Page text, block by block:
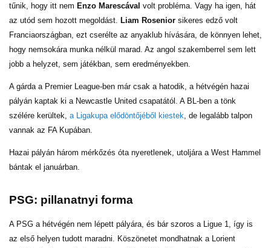
tűnik, hogy itt nem Enzo Marescával volt probléma. Vagy ha igen, hát
az utód sem hozott megoldást. Liam Rosenior sikeres edző volt
Franciaországban, ezt cserélte az anyaklub hívására, de könnyen lehet,
hogy nemsokára munka nélkül marad. Az angol szakemberrel sem lett
jobb a helyzet, sem játékban, sem eredményekben.
A gárda a Premier League-ben már csak a hatodik, a hétvégén hazai
pályán kaptak ki a Newcastle United csapatától. A BL-ben a tönk
szélére kerültek, a Ligakupa elődöntőjéből kiestek , de legalább talpon
vannak az FA Kupában.
Hazai pályán három mérkőzés óta nyeretlenek, utoljára a West Hammel
bántak el januárban.
PSG: pillanatnyi forma
A PSG a hétvégén nem lépett pályára, és bár szoros a Ligue 1, így is
az első helyen tudott maradni. Köszönetet mondhatnak a Lorient